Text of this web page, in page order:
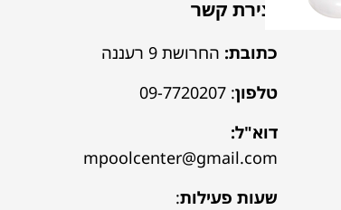
יצירת קשר
כתובת: החרושת 9 רעננה
טלפון:
09-7720207
דוא"ל:
mpoolcenter@gmail.com
שעות פעילות: